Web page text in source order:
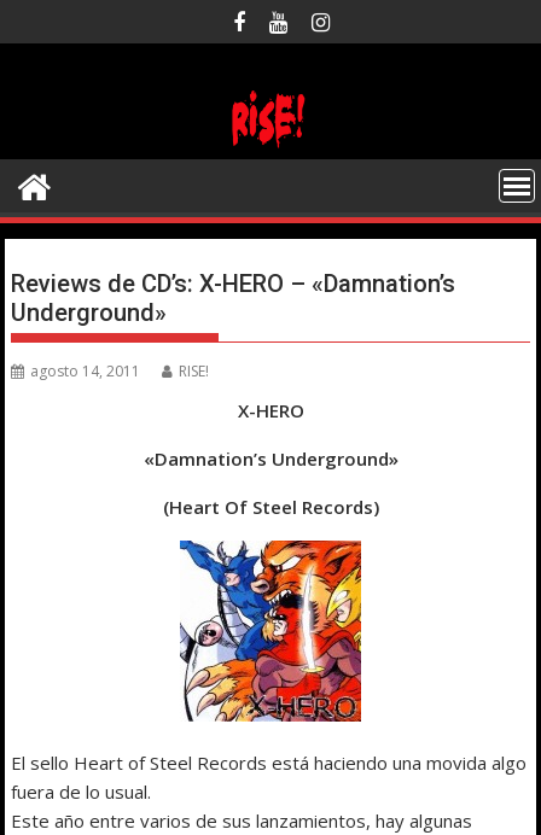
al
Reviews de CD’s: X-HERO – «Damnation’s
Underground»
agosto 14, 2011 RISE!
X-HERO
«Damnation’s Underground»
(Heart Of Steel Records)
El sello Heart of Steel Records está haciendo una movida algo
fuera de lo usual.
Este año entre varios de sus lanzamientos, hay algunas